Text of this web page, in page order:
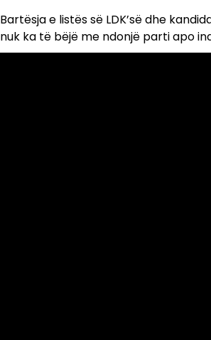
Bartësja e listës së LDK’së dhe
nuk ka të bëjë me ndonjë parti apo